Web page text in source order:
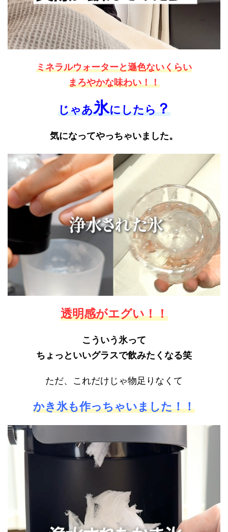
ミネラルウォーターと遜色ないくらい
まろやかな味わい！！
じゃあ氷にしたら？
気になってやっちゃいました。
透明感がエグい！！
こういう氷って
ちょっといいグラスで飲みたくなる笑
ただ、これだけじゃ物足りなくて
かき氷も作っちゃいました！！